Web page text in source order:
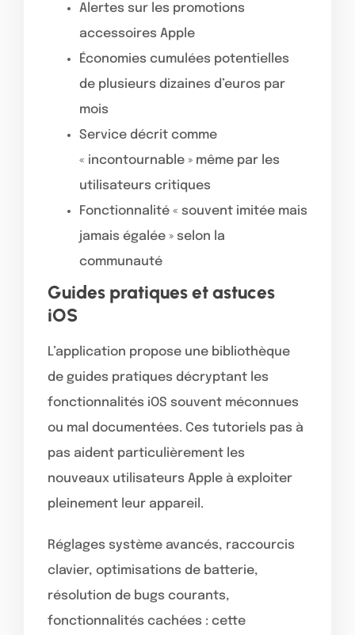
Alertes sur les promotions
accessoires Apple
Économies cumulées potentielles
de plusieurs dizaines d’euros par
mois
Service décrit comme
« incontournable » même par les
utilisateurs critiques
Fonctionnalité « souvent imitée mais
jamais égalée » selon la
communauté
Guides pratiques et astuces
iOS
L’application propose une bibliothèque
de guides pratiques décryptant les
fonctionnalités iOS souvent méconnues
ou mal documentées. Ces tutoriels pas à
pas aident particulièrement les
nouveaux utilisateurs Apple à exploiter
pleinement leur appareil.
Réglages système avancés, raccourcis
clavier, optimisations de batterie,
résolution de bugs courants,
fonctionnalités cachées : cette